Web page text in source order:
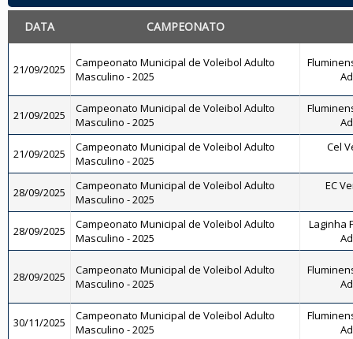
DATA CAMPEONATO
21/09/2025
Campeonato Municipal de Voleibol Adulto
Masculino - 2025
21/09/2025
Campeonato Municipal de Voleibol Adulto
Masculino - 2025
21/09/2025
Campeonato Municipal de Voleibol Adulto
Masculino - 2025
Cel
28/09/2025
Campeonato Municipal de Voleibol Adulto
Masculino - 2025
EC
28/09/2025
Campeonato Municipal de Voleibol Adulto
Masculino - 2025
Laginha
28/09/2025
Campeonato Municipal de Voleibol Adulto
Masculino - 2025
30/11/2025
Campeonato Municipal de Voleibol Adulto
Masculino - 2025